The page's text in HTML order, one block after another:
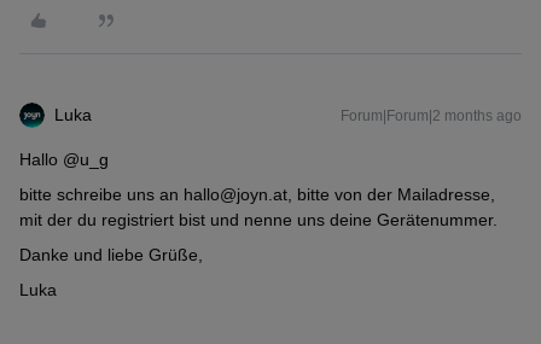
Luka Forum|Forum|2 months ago
Hallo ​ @u_g
bitte schreibe uns an hallo@joyn.at, bitte von der Mailadresse,
mit der du registriert bist und nenne uns deine Gerätenummer.
Danke und liebe Grüße,
Luka